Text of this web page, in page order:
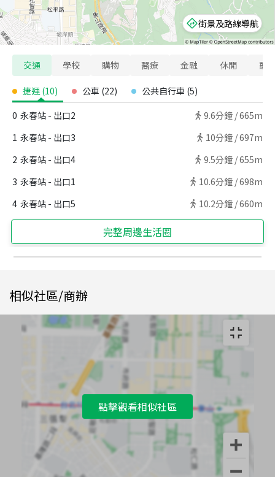
街景及路線導航
交通 學校 購物 醫療 金融 休閒 寵
捷運 (10) 公車 (22) 公共自行車 (5)
0 永春站 - 出口2 9.6分鐘 /665m
1 永春站 - 出口3 10分鐘 /697m
2 永春站 - 出口4 9.5分鐘 /655m
3 永春站 - 出口1 10.6分鐘 /698m
4 永春站 - 出口5 10.2分鐘 /660m
完整周邊生活圈
相似社區/商辦
點擊觀看相似社區